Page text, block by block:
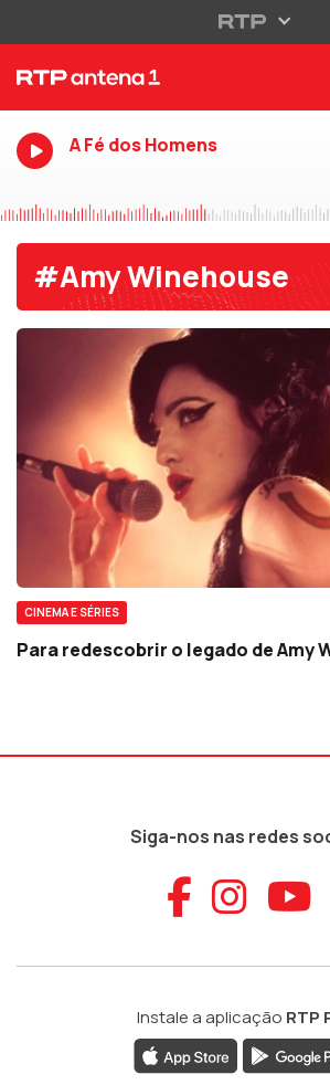
A Fé dos Homens
#Amy Winehouse
CINEMA E SÉRIES
Para redescobrir o legado de Amy
Siga-nos nas redes
Aceder
Instale a aplicação RTP